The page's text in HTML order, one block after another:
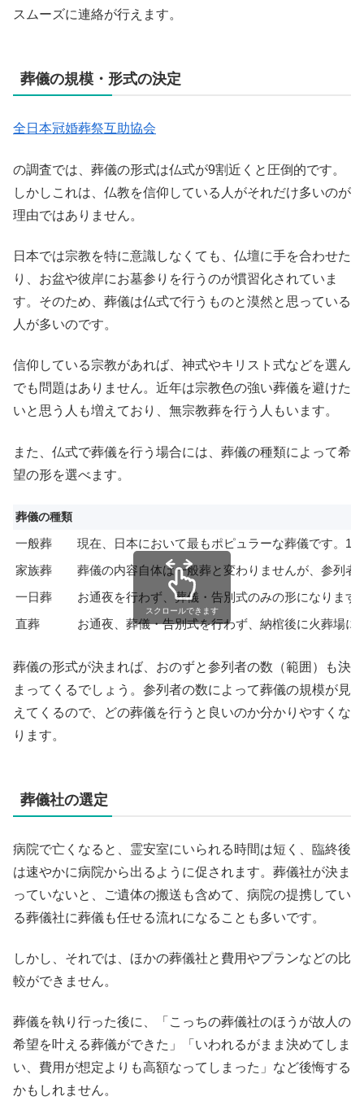
スムーズに連絡が行えます。
葬儀の規模・形式の決定
全日本冠婚葬祭互助協会
の調査では、葬儀の形式は仏式が9割近くと圧倒的です。
しかしこれは、仏教を信仰している人がそれだけ多いのが
理由ではありません。
日本では宗教を特に意識しなくても、仏壇に手を合わせた
り、お盆や彼岸にお墓参りを行うのが慣習化されていま
す。そのため、葬儀は仏式で行うものと漠然と思っている
人が多いのです。
信仰している宗教があれば、神式やキリスト式などを選ん
でも問題はありません。近年は宗教色の強い葬儀を避けた
いと思う人も増えており、無宗教葬を行う人もいます。
また、仏式で葬儀を行う場合には、葬儀の種類によって希
望の形を選べます。
葬儀の種類
一般葬
現在、日本において最もポピュラーな葬儀です。1
家族葬
葬儀の内容自体は一般葬と変わりませんが、参列
一日葬
お通夜を行わず、葬儀・告別式のみの形になりま
直葬
お通夜、葬儀・告別式を行わず、納棺後に火葬場
スクロールできます
葬儀の形式が決まれば、おのずと参列者の数（範囲）も決
まってくるでしょう。参列者の数によって葬儀の規模が見
えてくるので、どの葬儀を行うと良いのか分かりやすくな
ります。
葬儀社の選定
病院で亡くなると、霊安室にいられる時間は短く、臨終後
は速やかに病院から出るように促されます。葬儀社が決ま
っていないと、ご遺体の搬送も含めて、病院の提携してい
る葬儀社に葬儀も任せる流れになることも多いです。
しかし、それでは、ほかの葬儀社と費用やプランなどの比
較ができません。
葬儀を執り行った後に、「こっちの葬儀社のほうが故人の
希望を叶える葬儀ができた」「いわれるがまま決めてしま
い、費用が想定よりも高額なってしまった」など後悔する
かもしれません。